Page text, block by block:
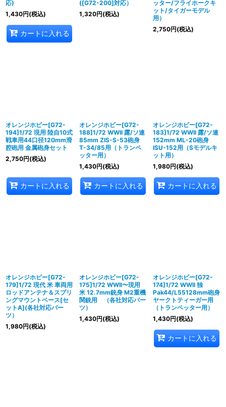
応)
1,430円(税込)
カートに入れる
([G72-200]対応）
1,320円(税込)
ッター/フライホークキ
ット/タイガーモデル
用）
2,750円(税込)
オレンジホビー[G72-
194]1/72 現用 陸自10式
戦車用44口径120mm滑
腔砲用 金属砲身セット
2,750円(税込)
カートに入れる
オレンジホビー[G72-
188]1/72 WWII 露/ソ連
85mm ZIS-S-53砲身
T-34/85用（トランペ
ッター用）
1,430円(税込)
カートに入れる
オレンジホビー[G72-
183]1/72 WWII 露/ソ連
152mm ML-20砲身
ISU-152用（Sモデルキ
ット用）
1,980円(税込)
カートに入れる
オレンジホビー[G72-
179]1/72 現代 米 車両用
ロッドアンテナ＆スプリ
ングマウントベース[セ
ットA](各社対応パー
ツ）
1,980円(税込)
オレンジホビー[G72-
175]1/72 WWII〜現用
米 12.7mm銃身 M2重機
関銃用 （各社対応パー
ツ）
1,430円(税込)
オレンジホビー[G72-
174]1/72 WWII 独
Pak44/L55128mm砲身
ヤークトティーガー用
（トランペッター用）
1,430円(税込)
カートに入れる